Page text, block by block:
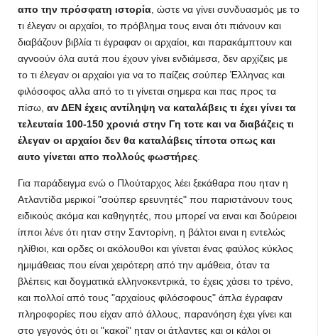
απο την πρόσφατη ιστορία , ώστε να γίνει συνδυασμός με το
τι έλεγαν οι αρχαίοι, το πρόβλημα τους ειναι ότι πιάνουν και
διαβάζουν βιβλία τι έγραφαν οι αρχαίοι, και παρακάμπτουν και
αγνοούν όλα αυτά που έχουν γίνει ενδιάμεσα, δεν αρχίζεις με
το τι έλεγαν οι αρχαίοι για να το παίζεις σούπερ Έλληνας και
φιλόσοφος αλλα από το τι γίνεται σημερα και πας προς τα
πίσω, αν ΔΕΝ έχεις αντίληψη να καταλάβεις τι έχει γίνει τα
τελευταία 100-150 χρονιά στην Γη τοτε και να διαβάζεις τι
έλεγαν οι αρχαίοι δεν θα καταλάβεις τίποτα οπως και
αυτο γίνεται απο πολλούς φωστήρες
Για παράδειγμα ενώ ο Πλούταρχος λέει ξεκάθαρα που ηταν η
Ατλαντίδα μερικοί "σούπερ ερευνητές" που παριστάνουν τους
ειδικούς ακόμα και καθηγητές, που μπορεί να ειναι και δούρειοι
ίπποι λένε ότι ηταν στην Σαντορίνη, η βάλτοι ειναι η εντελώς
ηλίθιοι, και ορδες οι ακόλουθοι και γίνεται ένας φαύλος κύκλος
ημιμάθειας που είναι χειρότερη από την αμάθεια, όταν τα
βλέπεις και δογματικά ελληνοκεντρικά, το έχεις χάσει το τρένο,
και πολλοί από τους "αρχαίους φιλόσοφους" άπλα έγραφαν
πληροφορίες που είχαν από άλλους, παρανόηση έχει γίνει και
στο γεγονός ότι οι "κακοί" ηταν οι άτλαντες και οι κάλοι οι